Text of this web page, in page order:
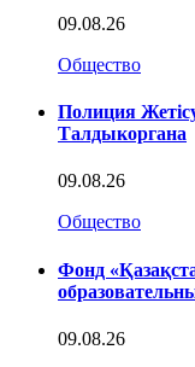
09.08.26
Общество
Полиция
Талдыкоргана
09.08.26
Общество
Фонд
09.08.26